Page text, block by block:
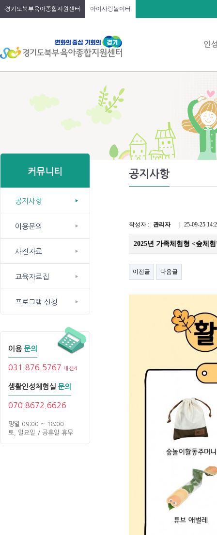
경기도북부육아종합지원센터 아이사랑놀이터
커뮤니티
공지사항
이용문의
사진자료
교육자료집
프로그램 신청
이용 문의
031.876.5767 내선4
생활인성체험실 문의
070.8672.6626
평일 09:00 ~ 18:00
토, 일요일 / 공휴일 휴무
공지사항
작성자 : 관리자 25-09-25
2025년 가족체험형 <숲체
이전글 다음글